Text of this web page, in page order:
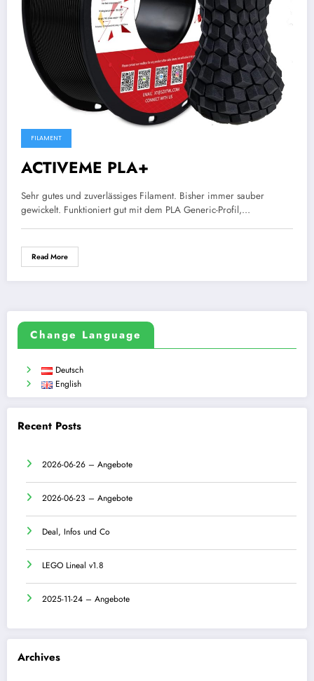
FILAMENT
ACTIVEME PLA+
Sehr gutes und zuverlässiges Filament. Bisher immer sauber
gewickelt. Funktioniert gut mit dem PLA Generic-Profil,…
Read More
Change Language
Deutsch
English
Recent Posts
2026-06-26 – Angebote
2026-06-23 – Angebote
Deal, Infos und Co
LEGO Lineal v1.8
2025-11-24 – Angebote
Archives